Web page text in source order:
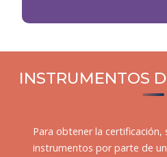
INSTRUMENTOS
Para obtener la certificación,
instrumentos por parte de